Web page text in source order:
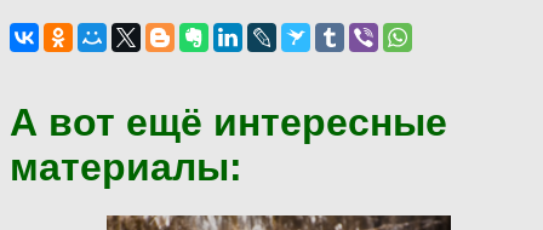
А вот ещё интересные
материалы: